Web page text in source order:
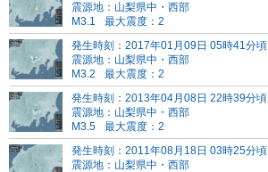
震源地：山梨県中・西部
M3.1
最大震度：2
発生時刻：2017年01月09日 05時41分頃
震源地：山梨県中・西部
M3.2
最大震度：2
発生時刻：2013年04月08日 22時39分頃
震源地：山梨県中・西部
M3.5
最大震度：2
発生時刻：2011年08月18日 03時25分頃
震源地：山梨県中・西部